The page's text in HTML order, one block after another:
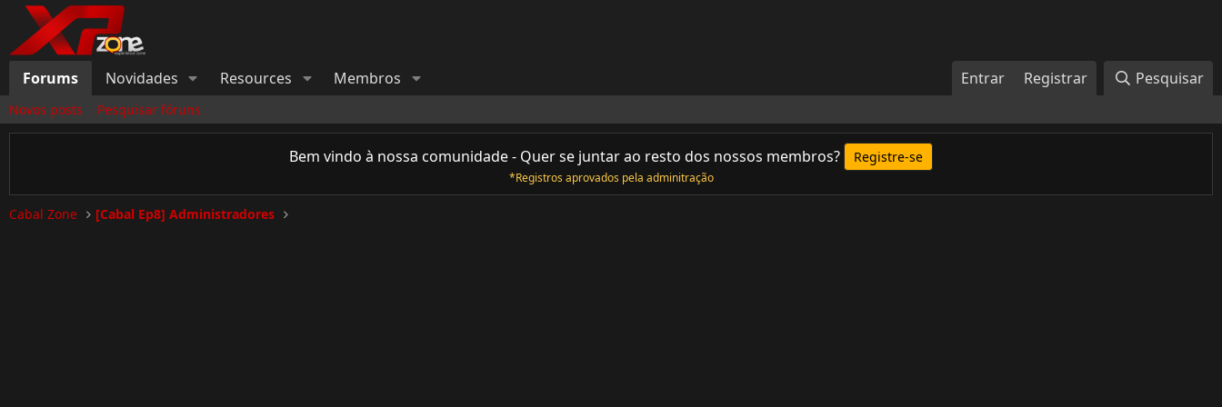
Forums Novidades Resources Membros Entrar Registrar Pesquisar
Novos posts Pesquisar fóruns
Bem vindo à nossa comunidade - Quer se juntar ao resto dos nossos membros? Registre-se
*Registros aprovados pela adminitração
Cabal Zone [Cabal Ep8] Administradores